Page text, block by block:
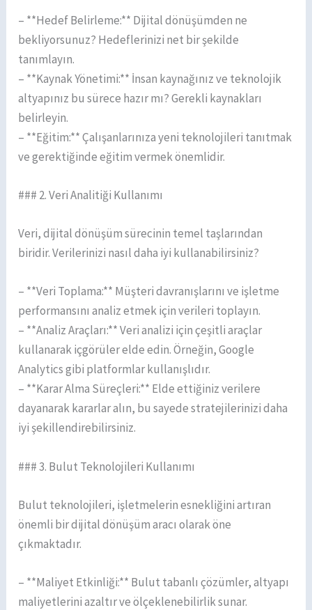
– **Hedef Belirleme:** Dijital dönüşümden ne
bekliyorsunuz? Hedeflerinizi net bir şekilde
tanımlayın.
– **Kaynak Yönetimi:** İnsan kaynağınız ve teknolojik
altyapınız bu sürece hazır mı? Gerekli kaynakları
belirleyin.
– **Eğitim:** Çalışanlarınıza yeni teknolojileri tanıtmak
ve gerektiğinde eğitim vermek önemlidir.
### 2. Veri Analitiği Kullanımı
Veri, dijital dönüşüm sürecinin temel taşlarından
biridir. Verilerinizi nasıl daha iyi kullanabilirsiniz?
– **Veri Toplama:** Müşteri davranışlarını ve işletme
performansını analiz etmek için verileri toplayın.
– **Analiz Araçları:** Veri analizi için çeşitli araçlar
kullanarak içgörüler elde edin. Örneğin, Google
Analytics gibi platformlar kullanışlıdır.
– **Karar Alma Süreçleri:** Elde ettiğiniz verilere
dayanarak kararlar alın, bu sayede stratejilerinizi daha
iyi şekillendirebilirsiniz.
### 3. Bulut Teknolojileri Kullanımı
Bulut teknolojileri, işletmelerin esnekliğini artıran
önemli bir dijital dönüşüm aracı olarak öne
çıkmaktadır.
– **Maliyet Etkinliği:** Bulut tabanlı çözümler, altyapı
maliyetlerini azaltır ve ölçeklenebilirlik sunar.